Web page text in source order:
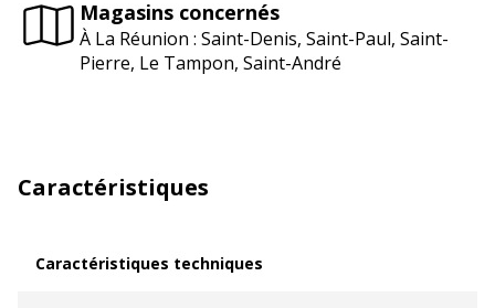
Magasins concernés
À La Réunion : Saint-Denis, Saint-Paul, Saint-
Pierre, Le Tampon, Saint-André
Caractéristiques
Caractéristiques techniques